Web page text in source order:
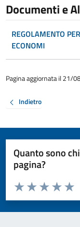
Documenti e
REGOLAMENTO
ECONOMI
Pagina aggiornata il 21/
Indietro
Quanto sono
pagina?
Valuta da 1 a 5 stelle la
Valuta
Valuta 3
Valuta 2 stelle
Valuta 1 stelle su 5